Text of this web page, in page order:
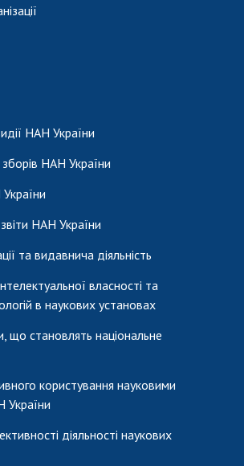
НАН України
зборів НАН України
звіти НАН України
та видавнича діяльність
власності та
в наукових установах
що становлять національне
користування науковими
діяльності наукових